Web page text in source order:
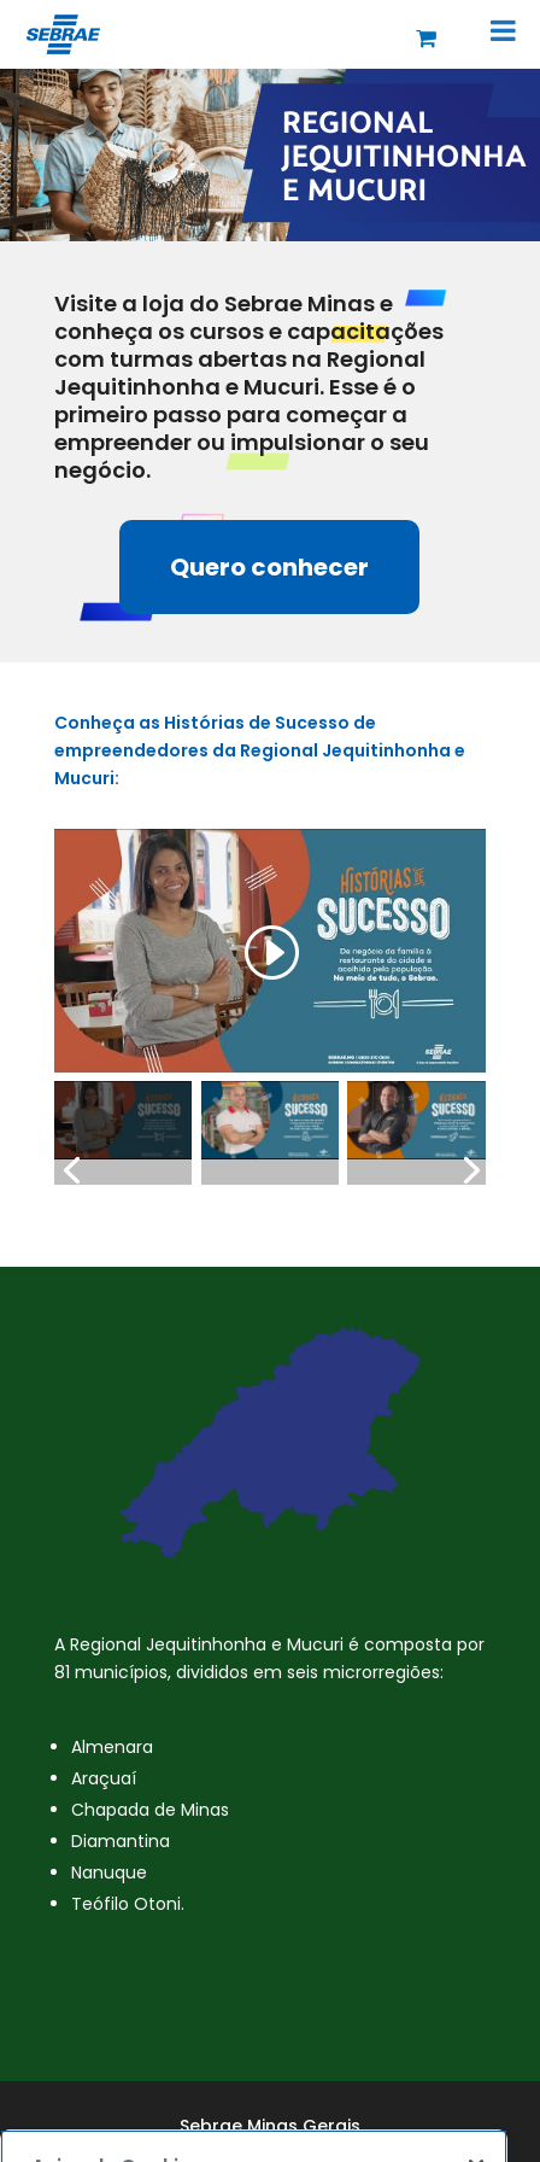
Visite a loja do Sebrae Minas e
conheça os cursos e capacitações
com turmas abertas na Regional
Jequitinhonha e Mucuri. Esse é o
primeiro passo para começar a
empreender ou impulsionar o seu
negócio.
Quero conhecer
Conheça as Histórias de Sucesso de
empreendedores da Regional Jequitinhonha e
Mucuri:
A Regional Jequitinhonha e Mucuri é composta por
81 municípios, divididos em seis microrregiões:
Almenara
Araçuaí
Chapada de Minas
Diamantina
Nanuque
Teófilo Otoni.
Sebrae Minas Gerais